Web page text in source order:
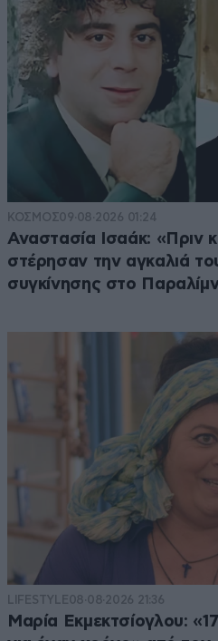
ΚΟΣΜΟΣ09·08·2026 01:24
Αναστασία Ισαάκ: «Πριν
στέρησαν την αγκαλιά
συγκίνησης στο
LIFESTYLE08·08·2026 21:36
Μαρία Εκμεκτσίογλου: